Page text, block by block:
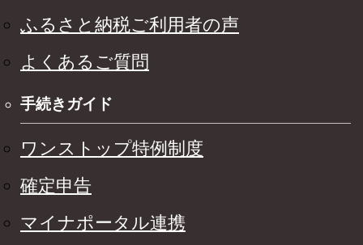
ふるさと納税ご利用者の声
よくあるご質問
手続きガイド
ワンストップ特例制度
確定申告
マイナポータル連携